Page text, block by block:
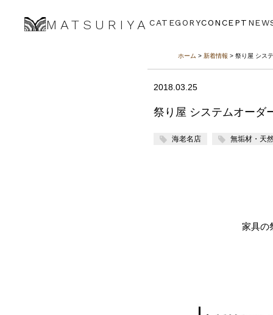
MATSURIYA CATEGORYCONCEPT
ホーム > 新着情報 > 祭り屋 シス
2018.03.25
祭り屋 システムオーダ
海老名店 無垢材・天
家具の